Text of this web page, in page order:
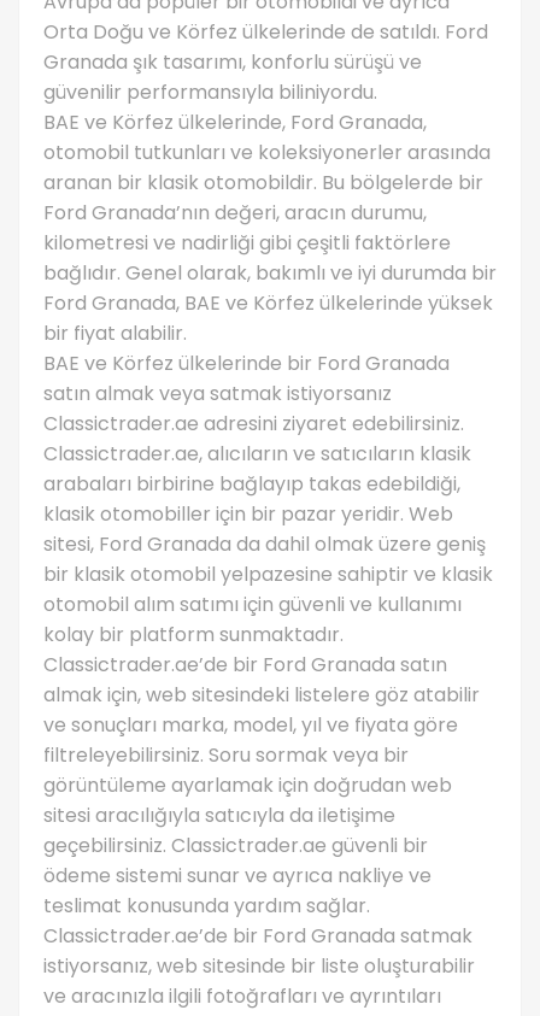
Orta Doğu ve Körfez ülkelerinde de satıldı. Ford
Granada şık tasarımı, konforlu sürüşü ve
güvenilir performansıyla biliniyordu.
BAE ve Körfez ülkelerinde, Ford Granada,
otomobil tutkunları ve koleksiyonerler arasında
aranan bir klasik otomobildir. Bu bölgelerde bir
Ford Granada’nın değeri, aracın durumu,
kilometresi ve nadirliği gibi çeşitli faktörlere
bağlıdır. Genel olarak, bakımlı ve iyi durumda bir
Ford Granada, BAE ve Körfez ülkelerinde yüksek
bir fiyat alabilir.
BAE ve Körfez ülkelerinde bir Ford Granada
satın almak veya satmak istiyorsanız
Classictrader.ae adresini ziyaret edebilirsiniz.
Classictrader.ae, alıcıların ve satıcıların klasik
arabaları birbirine bağlayıp takas edebildiği,
klasik otomobiller için bir pazar yeridir. Web
sitesi, Ford Granada da dahil olmak üzere geniş
bir klasik otomobil yelpazesine sahiptir ve klasik
otomobil alım satımı için güvenli ve kullanımı
kolay bir platform sunmaktadır.
Classictrader.ae’de bir Ford Granada satın
almak için, web sitesindeki listelere göz atabilir
ve sonuçları marka, model, yıl ve fiyata göre
filtreleyebilirsiniz. Soru sormak veya bir
görüntüleme ayarlamak için doğrudan web
sitesi aracılığıyla satıcıyla da iletişime
geçebilirsiniz. Classictrader.ae güvenli bir
ödeme sistemi sunar ve ayrıca nakliye ve
teslimat konusunda yardım sağlar.
Classictrader.ae’de bir Ford Granada satmak
istiyorsanız, web sitesinde bir liste oluşturabilir
ve aracınızla ilgili fotoğrafları ve ayrıntıları